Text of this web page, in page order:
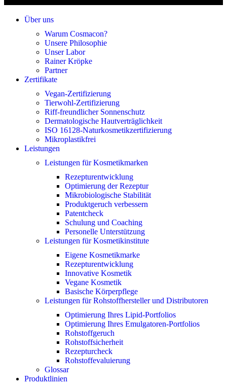
Über uns
Warum Cosmacon?
Unsere Philosophie
Unser Labor
Rainer Kröpke
Partner
Zertifikate
Vegan-Zertifizierung
Tierwohl-Zertifizierung
Riff-freundlicher Sonnenschutz
Dermatologische Hautverträglichkeit
ISO 16128-Naturkosmetikzertifizierung
Mikroplastikfrei
Leistungen
Leistungen für Kosmetikmarken
Rezepturentwicklung
Optimierung der Rezeptur
Mikrobiologische Stabilität
Produktgeruch verbessern
Patentcheck
Schulung und Coaching
Personelle Unterstützung
Leistungen für Kosmetikinstitute
Eigene Kosmetikmarke
Rezepturentwicklung
Innovative Kosmetik
Vegane Kosmetik
Basische Körperpflege
Leistungen für Rohstoffhersteller und Distributoren
Optimierung Ihres Lipid-Portfolios
Optimierung Ihres Emulgatoren-Portfolios
Rohstoffgeruch
Rohstoffsicherheit
Rezepturcheck
Rohstoffevaluierung
Glossar
Produktlinien